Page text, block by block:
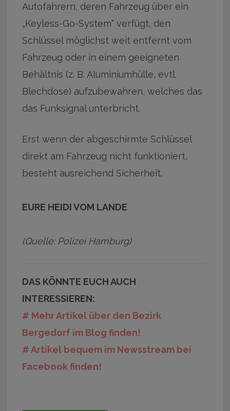
Autofahrern, deren Fahrzeug über ein
„Keyless-Go-System“ verfügt, den
Schlüssel möglichst weit entfernt vom
Fahrzeug oder in einem geeigneten
Behältnis (z. B. Aluminiumhülle, evtl.
Blechdose) aufzubewahren, welches das
das Funksignal unterbricht.
Erst wenn der abgeschirmte Schlüssel
direkt am Fahrzeug nicht funktioniert,
besteht ausreichend Sicherheit.
EURE HEIDI VOM LANDE
(Quelle: Polizei Hamburg)
DAS KÖNNTE EUCH AUCH
INTERESSIEREN:
# Mehr Artikel über den Bezirk
Bergedorf im Blog finden!
# Artikel bequem im Newsstream bei
Facebook finden!